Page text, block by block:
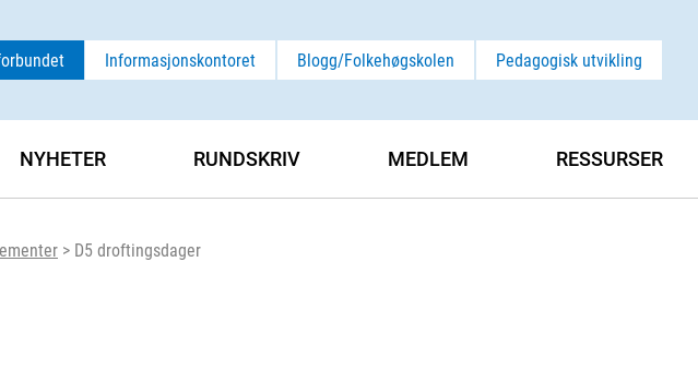
Informasjonskontoret Blogg/Folkehøgskolen Pedagogisk utvikling
> D5 droftingsdager
NYHETER RUNDSKRIV MEDLEM RESSURSER